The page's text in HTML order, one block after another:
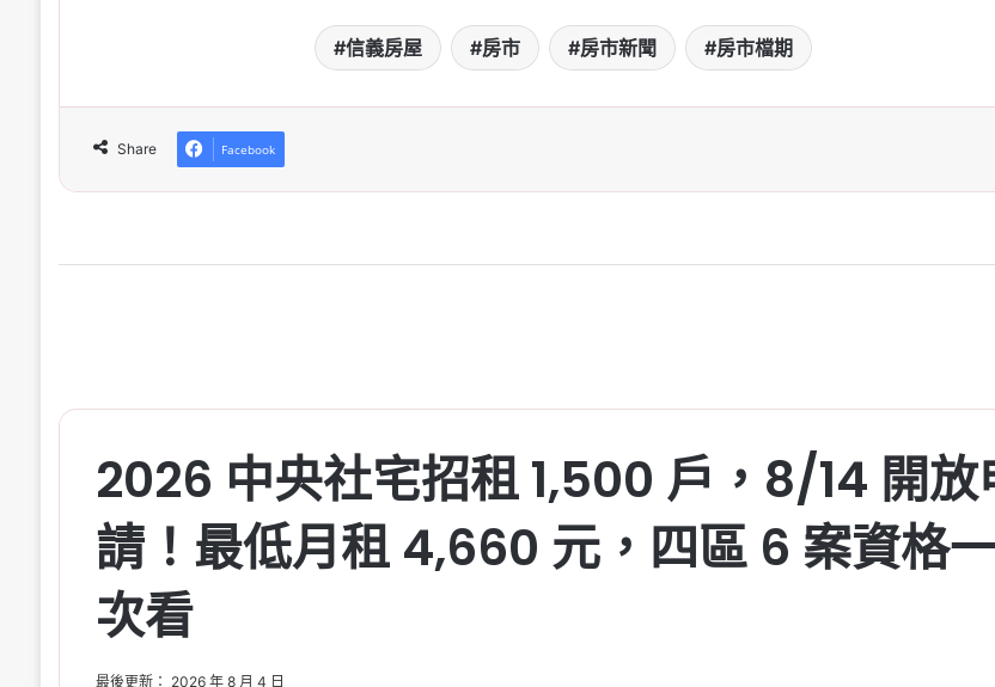
信義房屋 房市 房市新聞 房市檔期
Share Facebook
2026 中央社宅招租 1,500 戶，8/14 開放
請！最低月租 4,660 元，四區 6 案資格
次看
最後更新： 2026 年 8 月 4 日